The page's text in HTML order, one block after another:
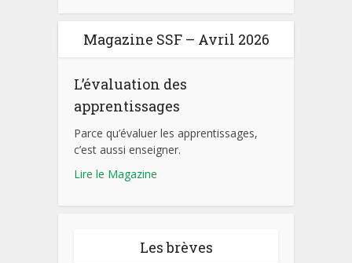
Magazine SSF – Avril 2026
L’évaluation des
apprentissages
Parce qu’évaluer les apprentissages,
c’est aussi enseigner.
Lire le Magazine
Les brèves